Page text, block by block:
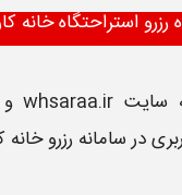
رزرو استراحتگاه خانه
سایت whsaraa.irو
درسامانه رزرو خانه